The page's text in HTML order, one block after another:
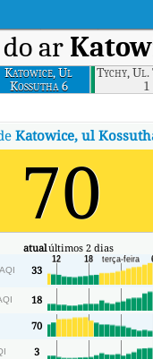
ar
Katowice, Ul
Kossutha 6
Tychy,
1
Katowice, ul
70
atualúltimos 2 dias
AQI 33
18
70
3